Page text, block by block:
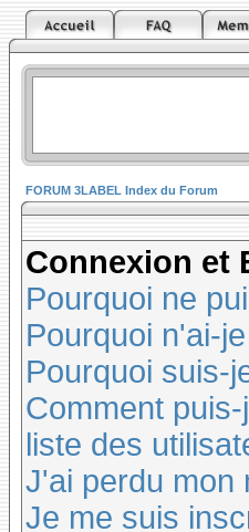
FORUM 3LABEL Index du Forum
Connexion et
Pourquoi ne
Pourquoi n'ai-
Pourquoi suis-
Comment
liste des
J'ai perdu mon
Je me suis